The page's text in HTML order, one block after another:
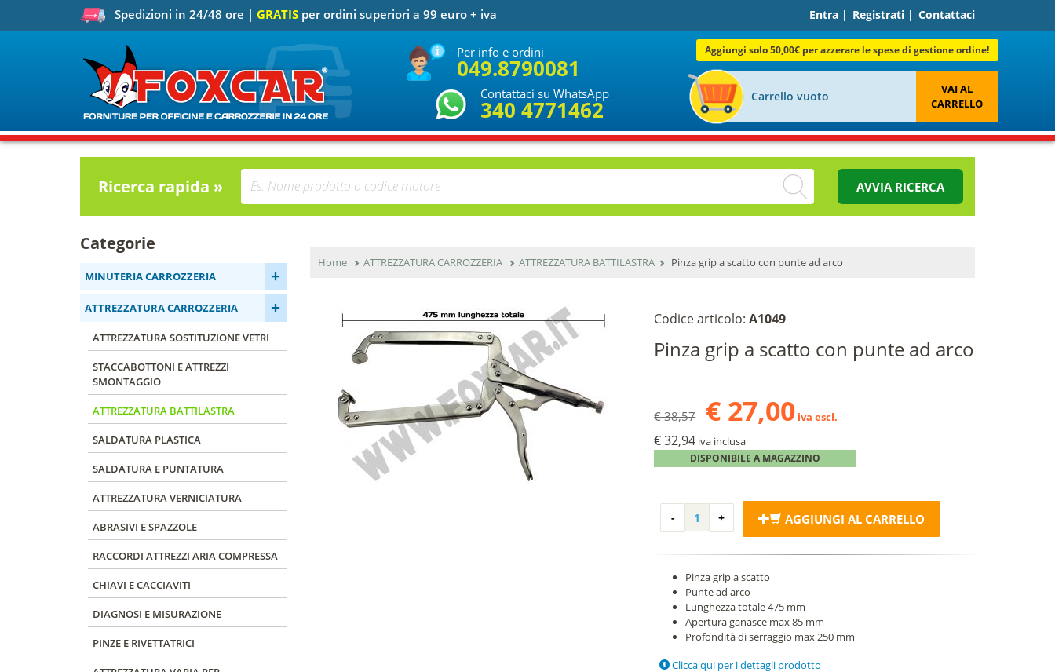
Spedizioni in 24/48 ore | GRATIS per ordini superiori a 99 euro + iva Entra| Registrati| Contattaci
Per info e ordini
049.8790081
Contattaci su WhatsApp
340 4771462
Aggiungi solo 50,00€ per azzerare le spese di gestione ordine!
Carrello vuoto
VAI AL
CARRELLO
Ricerca rapida » AVVIA RICERCA
Categorie
MINUTERIA CARROZZERIA +
ATTREZZATURA CARROZZERIA +
ATTREZZATURA SOSTITUZIONE VETRI
STACCABOTTONI E ATTREZZI
SMONTAGGIO
ATTREZZATURA BATTILASTRA
SALDATURA PLASTICA
SALDATURA E PUNTATURA
ATTREZZATURA VERNICIATURA
ABRASIVI E SPAZZOLE
RACCORDI ATTREZZI ARIA COMPRESSA
CHIAVI E CACCIAVITI
DIAGNOSI E MISURAZIONE
PINZE E RIVETTATRICI
Home ATTREZZATURA CARROZZERIA ATTREZZATURA BATTILASTRA Pinza grip a scatto con punte ad arco
Codice articolo:A1049
Pinza grip a scatto con punte ad arco
€ 38,57 € 27,00 iva escl.
€ 32,94 iva inclusa
DISPONIBILE A MAGAZZINO
AGGIUNGI AL CARRELLO
Pinza grip a scatto
Punte ad arco
Lunghezza totale 475 mm
Apertura ganasce max 85 mm
Profondità di serraggio max 250 mm
Clicca qui per i dettagli prodotto